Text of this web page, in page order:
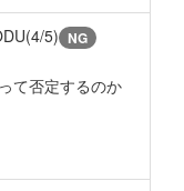
5) NG
て否定するのか